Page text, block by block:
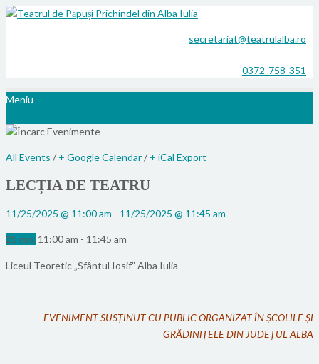
secretariat@teatrulalba.ro
0372-758-351
Meniu
All Events / + Google Calendar/ + iCal Export
LECȚIA DE TEATRU
11/25/2025 @ 11:00 am - 11/25/2025 @ 11:45 am
25 nov. 11:00 am - 11:45 am
Liceul Teoretic „Sfântul Iosif” Alba Iulia
EVENIMENT SUSȚINUT CU PUBLIC ORGANIZAT ÎN ȘCOLILE ȘI
GRĂDINIȚELE DIN JUDEȚUL ALBA